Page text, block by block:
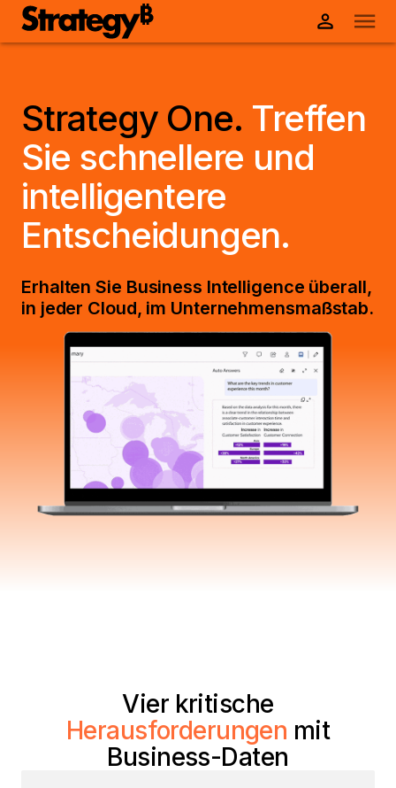
Strategy One. Treffen
Sie schnellere und
intelligentere
Entscheidungen.
Erhalten Sie Business Intelligence überall,
in jeder Cloud, im Unternehmensmaßstab.
Vier kritische
Herausforderungen mit
Business-Daten